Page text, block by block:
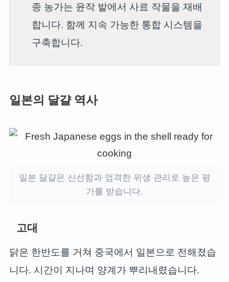
종 농가는 윤작 밭에서 사료 작물을 재배
합니다. 함께 지속 가능한 통합 시스템을
구축합니다.
일본의 달걀 역사
일본 달걀은 신선함과 엄격한 위생 관리로 높은 평
가를 받습니다.
고대
닭은 한반도를 거쳐 중국에서 일본으로 전해졌습
니다. 시간이 지나며 양계가 뿌리내렸습니다.